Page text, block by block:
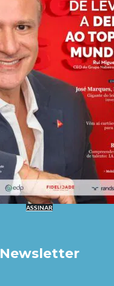
ASSINAR
Newsletter